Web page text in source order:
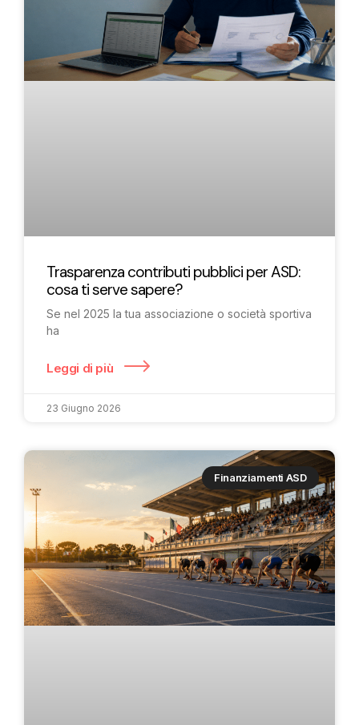
Trasparenza contributi pubblici per ASD:
cosa ti serve sapere?
Se nel 2025 la tua associazione o società sportiva
ha
Leggi di più
23 Giugno 2026
Finanziamenti ASD